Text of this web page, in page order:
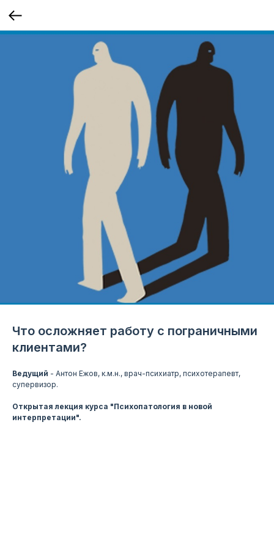
Что осложняет работу с пограничными
клиентами?
Ведущий - Антон Ежов, к.м.н., врач-психиатр, психотерапевт,
супервизор.
Открытая лекция курса "Психопатология в новой
интерпретации".